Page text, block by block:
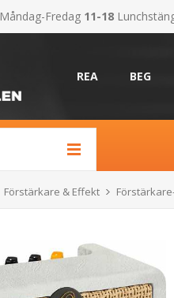
Måndag-Fredag 11-18
REA BEG
Förstärkare & Effekt